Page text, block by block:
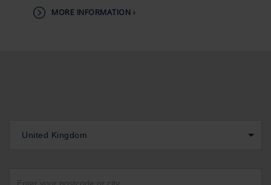
MORE INFORMATION ›
United Kingdom